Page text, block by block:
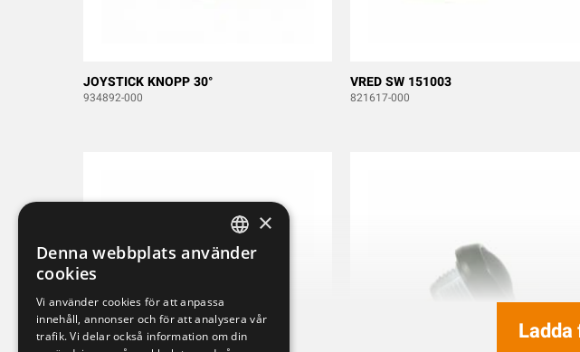
JOYSTICK KNOPP 30°
934892-000
VRED SW 151003
821617-000
SWEDISH
DEUTSCH
×
Denna webbplats använder
cookies
Vi använder cookies för att anpassa
innehåll, annonser och för att analysera vår
trafik. Vi delar också information om din